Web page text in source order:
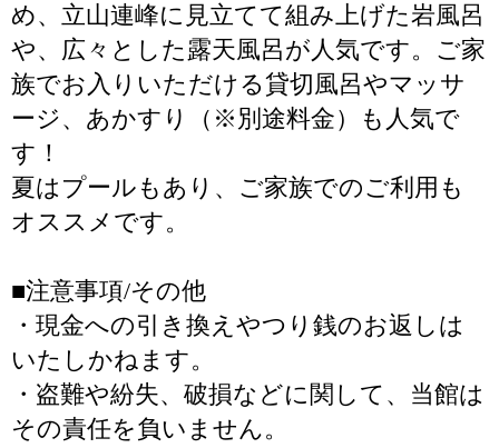
め、立山連峰に見立てて組み上げた岩風呂
や、広々とした露天風呂が人気です。ご家
族でお入りいただける貸切風呂やマッサ
ージ、あかすり（※別途料金）も人気で
す！
夏はプールもあり、ご家族でのご利用も
オススメです。
■注意事項/その他
・現金への引き換えやつり銭のお返しは
いたしかねます。
・盗難や紛失、破損などに関して、当館は
その責任を負いません。